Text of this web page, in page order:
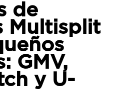
de
Multisplit
GMV,
y U-